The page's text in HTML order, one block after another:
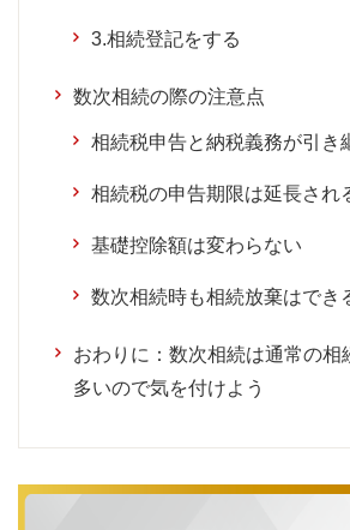
3.相続登記をする
数次相続の際の注意点
相続税申告と納税義務が引き
相続税の申告期限は延長され
基礎控除額は変わらない
数次相続時も相続放棄はでき
おわりに：数次相続は通常の相
多いので気を付けよう